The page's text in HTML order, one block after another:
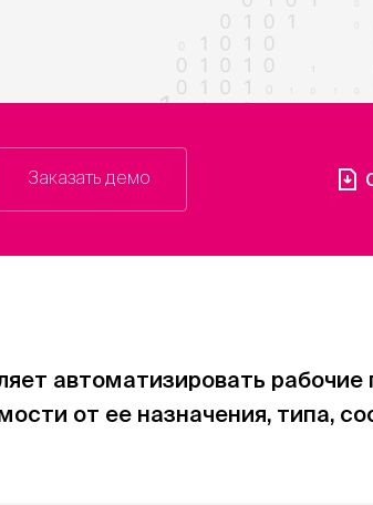
Заказать демо
автоматизировать рабочие
от ее назначения, типа,